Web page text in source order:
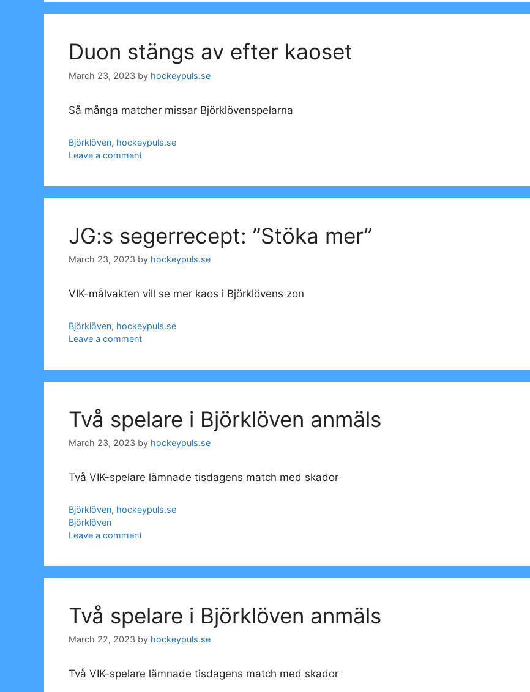
Duon stängs av efter kaoset
March 23, 2023 by hockeypuls.se
Så många matcher missar Björklövenspelarna
Categories
Björklöven, hockeypuls.se
Leave a comment
JG:s segerrecept: ”Stöka mer”
March 23, 2023 by hockeypuls.se
VIK-målvakten vill se mer kaos i Björklövens zon
Categories
Björklöven, hockeypuls.se
Leave a comment
Två spelare i Björklöven anmäls
March 23, 2023 by hockeypuls.se
Två VIK-spelare lämnade tisdagens match med skador
Categories
Björklöven, hockeypuls.se
Tags
Björklöven
Leave a comment
Två spelare i Björklöven anmäls
March 22, 2023 by hockeypuls.se
Två VIK-spelare lämnade tisdagens match med skador